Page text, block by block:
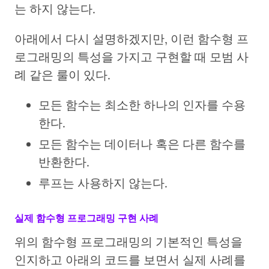
는 하지 않는다.
아래에서 다시 설명하겠지만, 이런 함수형 프
로그래밍의 특성을 가지고 구현할 때 모범 사
례 같은 룰이 있다.
모든 함수는 최소한 하나의 인자를 수용
한다.
모든 함수는 데이터나 혹은 다른 함수를
반환한다.
루프는 사용하지 않는다.
실제 함수형 프로그래밍 구현 사례
위의 함수형 프로그래밍의 기본적인 특성을
인지하고 아래의 코드를 보면서 실제 사례를